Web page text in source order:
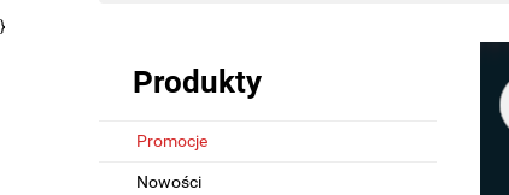
}
Produkty
Promocje
Nowości